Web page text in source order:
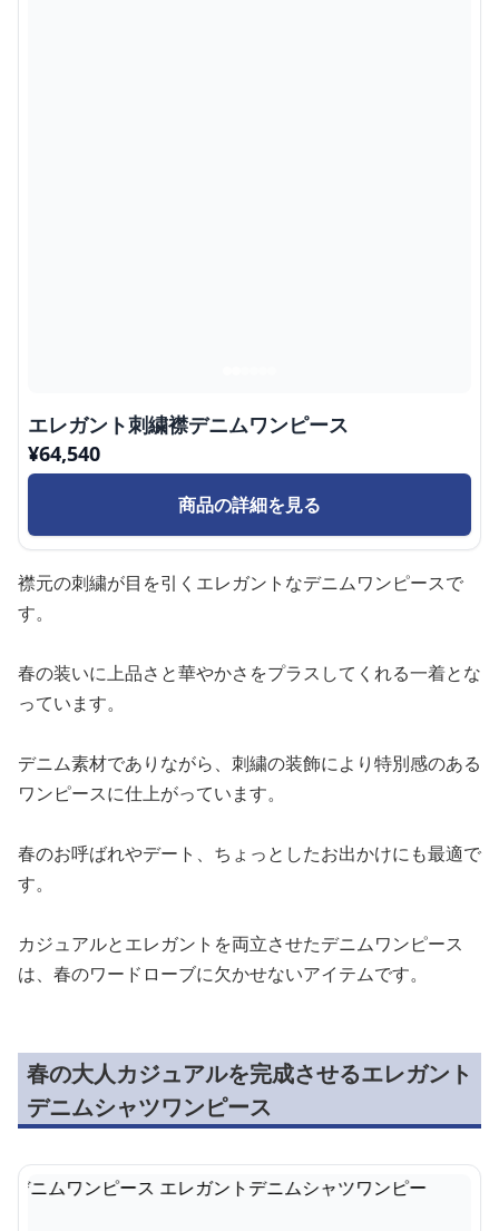
エレガント刺繍襟デニムワンピース
¥64,540
商品の詳細を見る
襟元の刺繍が目を引くエレガントなデニムワンピースで
す。
春の装いに上品さと華やかさをプラスしてくれる一着とな
っています。
デニム素材でありながら、刺繍の装飾により特別感のある
ワンピースに仕上がっています。
春のお呼ばれやデート、ちょっとしたお出かけにも最適で
す。
カジュアルとエレガントを両立させたデニムワンピース
は、春のワードローブに欠かせないアイテムです。
春の大人カジュアルを完成させるエレガント
デニムシャツワンピース